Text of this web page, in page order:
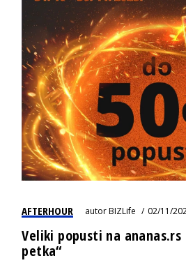
AFTERHOUR autorBIZLife 02/11/
Veliki popusti na ananas.rs
petka“